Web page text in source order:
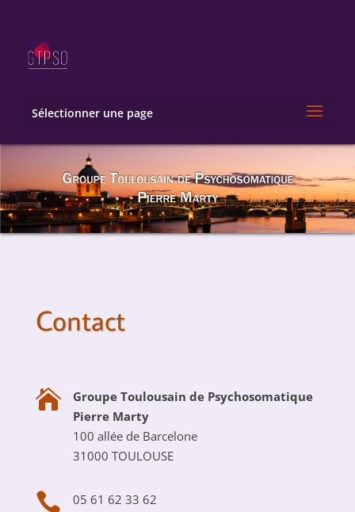
Sélectionner une page
Contact

Groupe Toulousain de Psychosomatique
Pierre Marty
100 allée de Barcelone
31000 TOULOUSE
 05 61 62 33 62